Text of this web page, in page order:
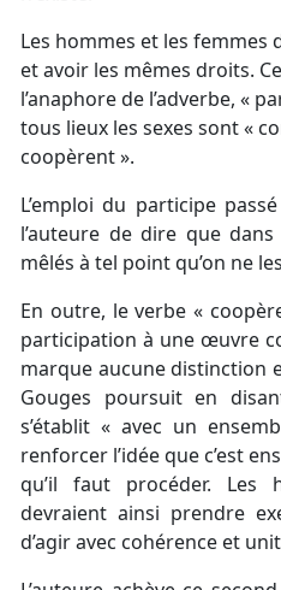
Les hommes et les femmes
et avoir les mêmes droits.
l’anaphore de l’adverbe, «
tous lieux les sexes sont «
coopèrent ».
L’emploi du participe
l’auteure de dire que
mêlés à tel point qu’on ne
En outre, le verbe «
participation à une œuvre
marque aucune distinction
Gouges poursuit en
s’établit « avec un
renforcer l’idée que c’est
qu’il faut procéder. Les
devraient ainsi prendre
d’agir avec cohérence et